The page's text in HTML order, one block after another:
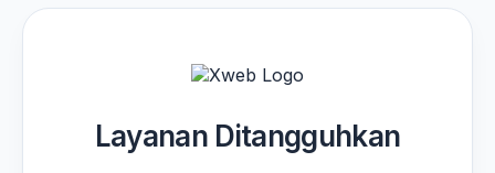
Layanan Ditangguhkan